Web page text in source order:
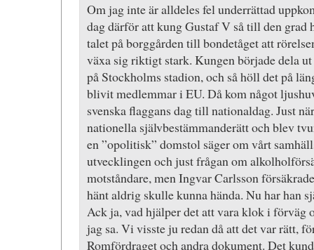
Om jag inte är alldeles fel underrättad
dag därför att kung Gustaf V så till den grad
talet på borggården till bondetåget att
växa sig riktigt stark. Kungen började dela
på Stockholms stadion, och så höll det på
blivit medlemmar i EU. Då kom något
svenska flaggans dag till nationaldag. Just
nationella självbestämmanderätt och blev
en ”opolitisk” domstol säger om vårt
utvecklingen och just frågan om
motståndare, men Ingvar Carlsson
hänt aldrig skulle kunna hända. Nu har han
Ack ja, vad hjälper det att vara klok i förväg
jag sa. Vi visste ju redan då att det var rätt,
Romfördraget och andra dokument. Det